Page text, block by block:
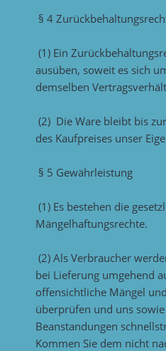
§ 4
(1) Ein
ausüben, soweit es sich
demselben
(2) Die Ware bleibt bis
des Kaufpreises unser
§ 5 Gewährleistung
(1) Es bestehen die
Mängelhaftungsrechte.
(2) Als Verbraucher
bei Lieferung umgehend
offensichtliche Mängel
überprüfen und uns
Beanstandungen
Kommen Sie dem nicht